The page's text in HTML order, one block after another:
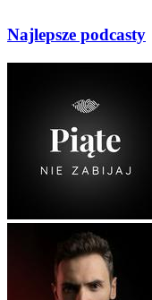
Najlepsze podcasty